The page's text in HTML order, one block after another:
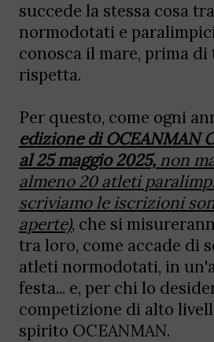
succede la stessa cosa
normodotati e
conosca il mare, prima
rispetta.
Per questo, come ogni
edizione di OCEANMAN
al 25 maggio 2025, non
almeno 20 atleti
scriviamo le iscrizioni
aperte), che si
tra loro, come accade di
atleti normodotati, in
festa... e, per chi lo
competizione di alto
spirito OCEANMAN.